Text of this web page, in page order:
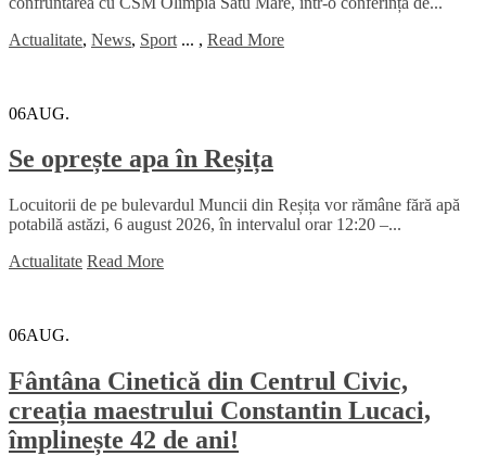
Actualitate, News, Sport ... , Read More
06AUG.
Se oprește apa în Reșița
Locuitorii de pe bulevardul Muncii din Reșița vor rămâne fără apă
potabilă astăzi, 6 august 2026, în intervalul orar 12:20 –...
Actualitate Read More
06AUG.
Fântâna Cinetică din Centrul Civic,
creația maestrului Constantin Lucaci,
împlinește 42 de ani!